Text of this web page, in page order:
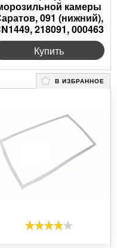
камеры
091 (нижний),
218091, 000463
Купить
В ИЗБРАННОЕ